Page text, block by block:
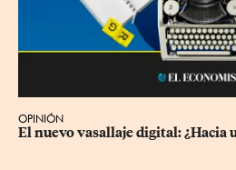
OPINIÓN
El nuevo vasallaje digital: ¿Hacia